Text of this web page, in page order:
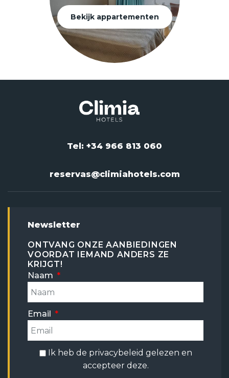
Bekijk appartementen
Tel: +34 966 813 060
reservas@climiahotels.com
Newsletter
ONTVANG ONZE AANBIEDINGEN
VOORDAT IEMAND ANDERS ZE
KRIJGT!
Naam
Email
Ik heb de privacybeleid gelezen en
accepteer deze.